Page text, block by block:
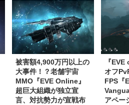
被害額4,900万円以上の
大事件！？老舗宇宙
MMO『EVE Online』
超巨大組織が独立宣
言、対抗勢力が宣戦布
『
オフ
FPS『
アペー